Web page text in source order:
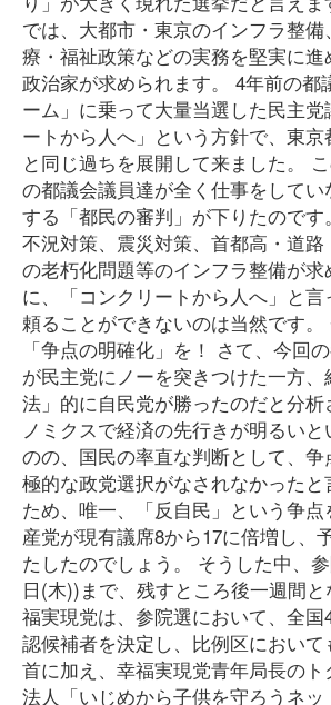
では、大都市・東京のインフラ整
療・福祉政策などの実務を堅実に
政治家が求められます。 4年前の都
ーム」に乗って大量当選した民主党
ートから人へ」という方針で、東
と同じ過ちを展開して来ました。
の都議会議員達が全く仕事をして
する「都民の審判」が下りたのです
不況対策、震災対策、首都高・道
の老朽化問題等のインフラ整備が
に、「コンクリートから人へ」と
頼ることができないのは当然です
「争点の明確化」を！ さて、今回
が民主党にノーを突きつけた一方
法」的に自民党が勝ったのだと分
ノミクスで経済の先行きが明るい
のの、国民の率直な判断として、
極的な政党選択がなされなかった
ため、唯一、「反自民」という争
産党が現有議席8から17に倍増し、
たしたのでしょう。 そうした中、
日(木))まで、残すところ後一週間
福実現党は、参院選において、全国
認候補者を決定し、比例区におい
首に加え、幸福実現党青年局長の
法人「いじめから子供を守ろうネッ